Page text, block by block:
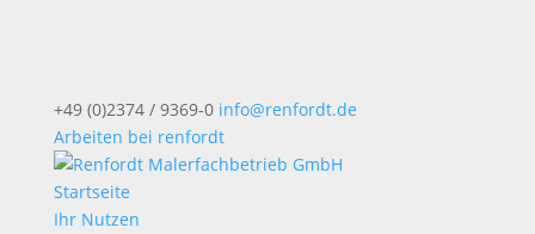
+49 (0)2374 / 9369-0 info@renfordt.de
Arbeiten bei renfordt
Startseite
Ihr Nutzen